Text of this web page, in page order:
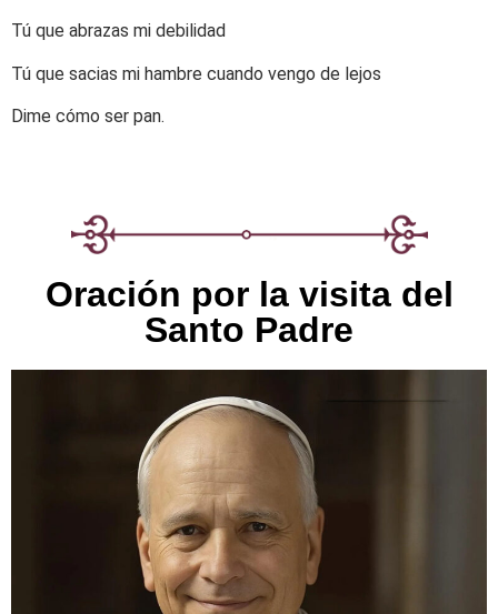
Tú que abrazas mi debilidad
Tú que sacias mi hambre cuando vengo de lejos
Dime cómo ser pan.
Oración por la visita del
Santo Padre